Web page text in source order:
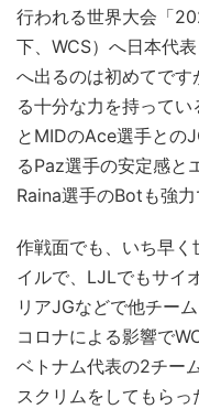
行われる世界大会「
下、WCS）へ日本代
へ出るのは初めてです
る十分な力を持って
とMIDのAce選手との
るPaz選手の安定感と
Raina選手のBotも強力
作戦面でも、いち早
イルで、LJLでもサイ
リアJGなどで他チー
コロナによる影響で
ベトナム代表の2チー
スクリムをしてもら